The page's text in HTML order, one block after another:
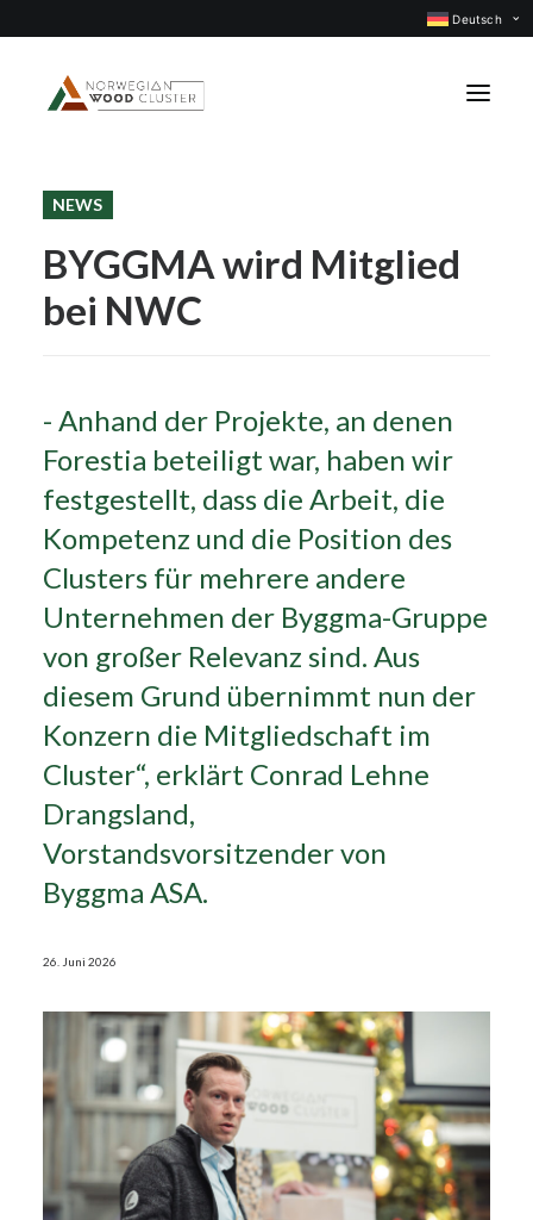
Deutsch
Was ist neu
Events
Projekte
Über uns
KONTAKTIEREN UNS
Search
NEWS
BYGGMA wird Mitglied
bei NWC
- Anhand der Projekte, an denen
Forestia beteiligt war, haben wir
festgestellt, dass die Arbeit, die
Kompetenz und die Position des
Clusters für mehrere andere
Unternehmen der Byggma-Gruppe
von großer Relevanz sind. Aus
diesem Grund übernimmt nun der
Konzern die Mitgliedschaft im
Cluster“, erklärt Conrad Lehne
Drangsland,
Vorstandsvorsitzender von
Byggma ASA.
26. Juni 2026